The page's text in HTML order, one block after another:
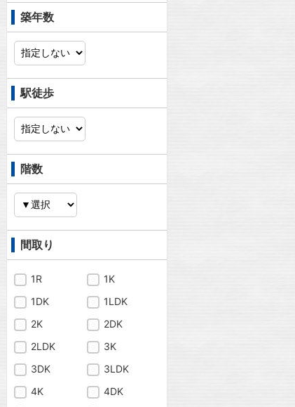
せ
築年数
駅徒歩
階数
間取り
1R
1K
1DK
1LDK
2K
2DK
2LDK
3K
3DK
3LDK
4K
4DK